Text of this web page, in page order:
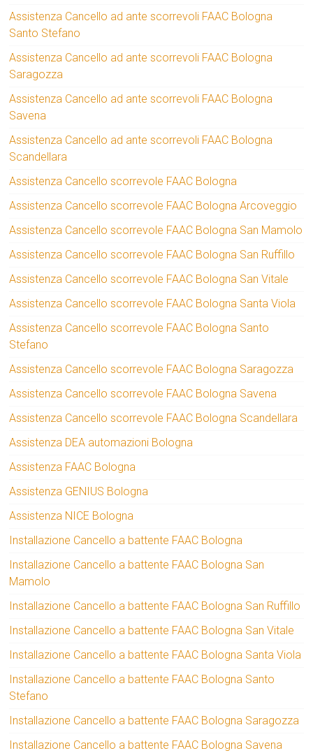
Assistenza Cancello ad ante scorrevoli FAAC Bologna
Santo Stefano
Assistenza Cancello ad ante scorrevoli FAAC Bologna
Saragozza
Assistenza Cancello ad ante scorrevoli FAAC Bologna
Savena
Assistenza Cancello ad ante scorrevoli FAAC Bologna
Scandellara
Assistenza Cancello scorrevole FAAC Bologna
Assistenza Cancello scorrevole FAAC Bologna Arcoveggio
Assistenza Cancello scorrevole FAAC Bologna San Mamolo
Assistenza Cancello scorrevole FAAC Bologna San Ruffillo
Assistenza Cancello scorrevole FAAC Bologna San Vitale
Assistenza Cancello scorrevole FAAC Bologna Santa Viola
Assistenza Cancello scorrevole FAAC Bologna Santo
Stefano
Assistenza Cancello scorrevole FAAC Bologna Saragozza
Assistenza Cancello scorrevole FAAC Bologna Savena
Assistenza Cancello scorrevole FAAC Bologna Scandellara
Assistenza DEA automazioni Bologna
Assistenza FAAC Bologna
Assistenza GENIUS Bologna
Assistenza NICE Bologna
Installazione Cancello a battente FAAC Bologna
Installazione Cancello a battente FAAC Bologna San
Mamolo
Installazione Cancello a battente FAAC Bologna San Ruffillo
Installazione Cancello a battente FAAC Bologna San Vitale
Installazione Cancello a battente FAAC Bologna Santa Viola
Installazione Cancello a battente FAAC Bologna Santo
Stefano
Installazione Cancello a battente FAAC Bologna Saragozza
Installazione Cancello a battente FAAC Bologna Savena